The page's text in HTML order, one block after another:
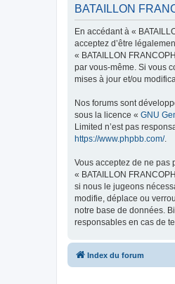
BATAILLON
En accédant à «
acceptez d’être
« BATAILLON
par vous-même. Si vous
mises à jour et/ou
Nos forums sont
sous la licence « GNU
Limited n’est pas
https://www.phpbb.com/.
Vous acceptez de ne pas
« BATAILLON
si nous le jugeons
modifie, déplace ou
notre base de données.
responsables en cas de
Index du forum